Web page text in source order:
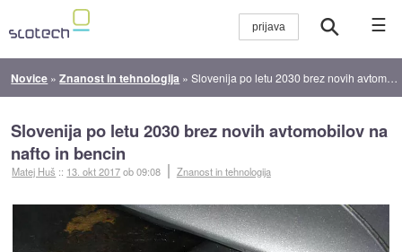
☰
Novice »Znanost in tehnologija »Slovenija po letu 2030 brez novih avtomobilov na nafto in bencin
Slovenija po letu 2030 brez novih avtomobilov na
nafto in bencin
Matej Huš :: 13. okt 2017ob 09:08 Znanost in tehnologija